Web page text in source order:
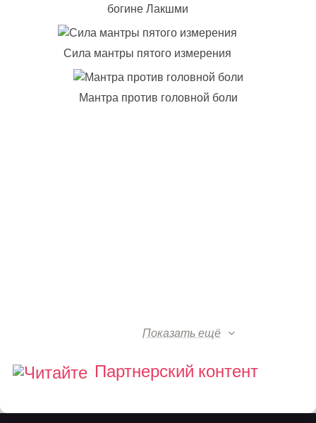
богине Лакшми
Сила мантры пятого измерения
Мантра против головной боли
Показать ещё
Партнерский контент